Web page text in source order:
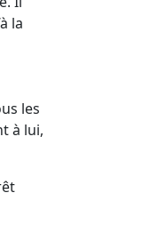
la
les
à lui,